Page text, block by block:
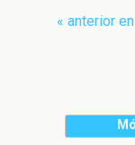
« anterior